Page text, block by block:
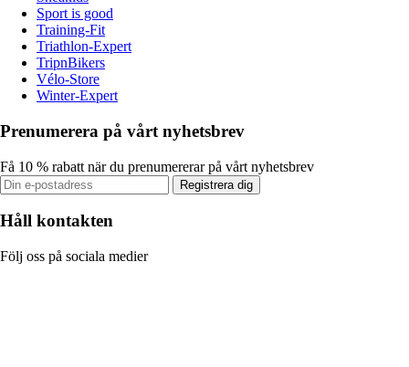
Sport is good
Training-Fit
Triathlon-Expert
TripnBikers
Vélo-Store
Winter-Expert
Prenumerera på vårt nyhetsbrev
Få 10 % rabatt när du prenumererar på vårt nyhetsbrev
Registrera dig
Håll kontakten
Följ oss på sociala medier